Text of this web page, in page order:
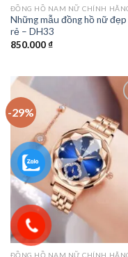
Những mẫu đồng hồ nữ đẹp
rẻ – DH33
850.000₫
-29%